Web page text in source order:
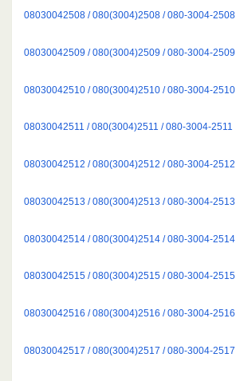
08030042508 / 080(3004)2508 / 080-3004-2508
08030042509 / 080(3004)2509 / 080-3004-2509
08030042510 / 080(3004)2510 / 080-3004-2510
08030042511 / 080(3004)2511 / 080-3004-2511
08030042512 / 080(3004)2512 / 080-3004-2512
08030042513 / 080(3004)2513 / 080-3004-2513
08030042514 / 080(3004)2514 / 080-3004-2514
08030042515 / 080(3004)2515 / 080-3004-2515
08030042516 / 080(3004)2516 / 080-3004-2516
08030042517 / 080(3004)2517 / 080-3004-2517